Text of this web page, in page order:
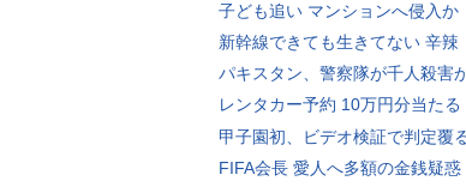
子ども追い マンションへ侵入か
新幹線できても生きてない 辛辣
パキスタン、警察隊が千人殺害
レンタカー予約 10万円分当たる
甲子園初、ビデオ検証で判定覆
FIFA会長 愛人へ多額の金銭疑惑